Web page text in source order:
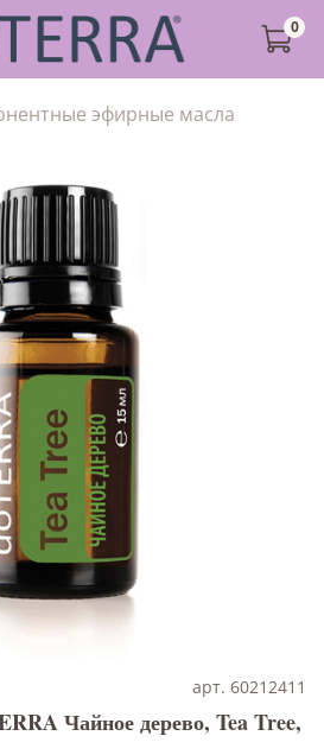
0
эфирные масла
арт. 60212411
Чайное дерево, Tea Tree,